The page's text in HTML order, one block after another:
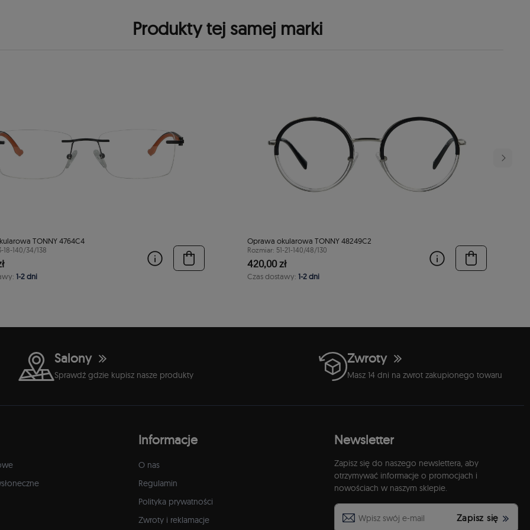
Produkty tej samej marki
TONNY 4764C4
18-140/34/138
1-2 dni
Oprawa okularowa TONNY 48249C2
Rozmiar: 51-21-140/48/130
420,00 zł
Czas dostawy: 1-2 dni
Salony
Sprawdź gdzie kupisz nasze produkty
Zwroty
Masz 14 dni na zwrot zakupionego towaru
Informacje
O nas
Regulamin
Polityka prywatności
Zwroty i reklamacje
Newsletter
Zapisz się do naszego newslettera, aby
otrzymywać informacje o promocjach i
nowościach w naszym sklepie.